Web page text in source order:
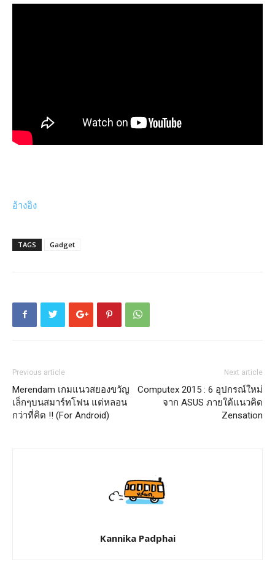
อ้างอิง
TAGS Gadget
Previous article
Merendam เกมแนวสยองขวัญ
เล็กๆบนสมาร์ทโฟน แต่หลอน
กว่าที่คิด !! (For Android)
Next article
Computex 2015 : 6 อุปกรณ์ใหม่
จาก ASUS ภายใต้แนวคิด
Zensation
Kannika Padphai